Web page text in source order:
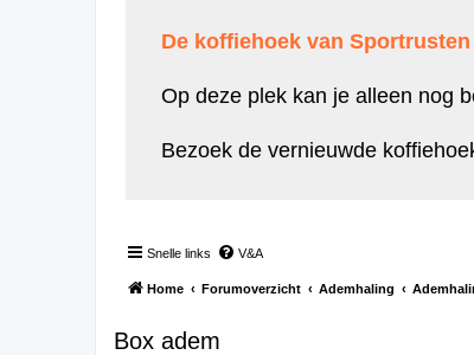
De koffiehoek van
Op deze plek kan je alleen nog
Bezoek de vernieuwde
Snelle links V&A
Home Forumoverzicht Ademhaling
Box adem